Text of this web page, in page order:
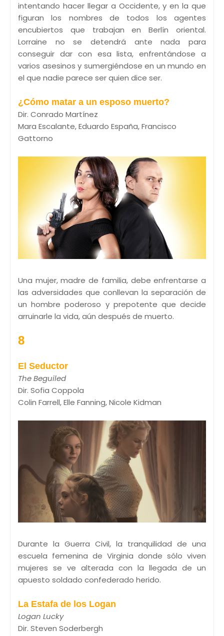
intentando hacer llegar a Occidente, y en la que
figuran los nombres de todos los agentes
encubiertos que trabajan en Berlín oriental.
Lorraine no se detendrá ante nada para
conseguir dar con esa lista, enfrentándose a
varios asesinos y sumergiéndose en un mundo en
el que nadie parece ser quien dice ser.
¿Cómo matar a un esposo muerto?
Dir. Conrado Martínez
Mara Escalante, Eduardo España, Francisco
Gattorno
Una mujer, madre de familia, debe enfrentarse a
las adversidades que conllevan la separación de
un hombre poderoso y prepotente que decide
arruinarle la vida, aún después de muerto.
8
El Seductor
The Beguiled
Dir. Sofia Coppola
Colin Farrell, Elle Fanning, Nicole Kidman
Durante la Guerra Civil, la tranquilidad de una
escuela femenina de Virginia donde sólo viven
mujeres se ve alterada con la llegada de un
apuesto soldado confederado herido.
La Estafa de los Logan
Logan Lucky
Dir. Steven Soderbergh